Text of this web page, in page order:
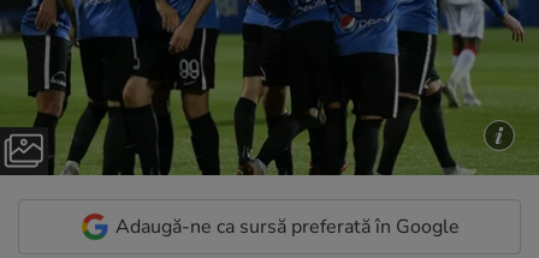
Adaugă-ne ca sursă preferată în Google